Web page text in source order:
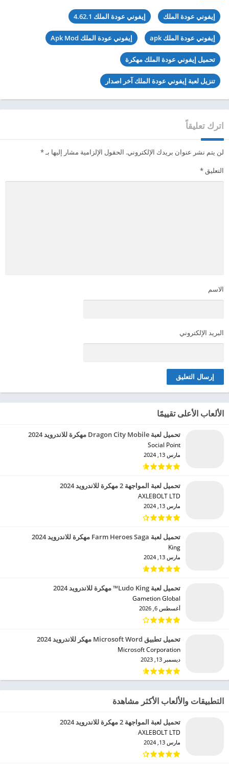
إيفوني عودة الملك إيفوني عودة الملك 4.62.1
إيفوني عودة الملك apk إيفوني عودة الملك Apk Mod
تحميل إيفوني عودة الملك مهكرة
تنزيل لعبة إيفوني عودة الملك آخر اصدار
اترك تعليقاً
لن يتم نشر عنوان بريدك الإلكتروني. الحقول الإلزامية مشار إليها بـ*
التعليق*
الاسم
البريد الإلكتروني
الألعاب الأعلى تقييمًا
تحميل لعبة Dragon City Mobile مهكرة للاندرويد 2024
Social Point‏
مارس 13, 2024
تحميل لعبة المواجهة 2 مهكرة للاندرويد 2024
AXLEBOLT LTD‏
مارس 13, 2024
تحميل لعبة Farm Heroes Saga مهكرة للاندرويد 2024
King‏
مارس 13, 2024
تحميل لعبة Ludo King™ مهكرة للاندرويد 2024
Gametion Global‏
أغسطس 6, 2026
تحميل تطبيق Microsoft Word مهكر للاندرويد 2024
Microsoft Corporation‏
ديسمبر 13, 2023
التطبيقات والألعاب الأكثر مشاهدة
تحميل لعبة المواجهة 2 مهكرة للاندرويد 2024
AXLEBOLT LTD‏
مارس 13, 2024